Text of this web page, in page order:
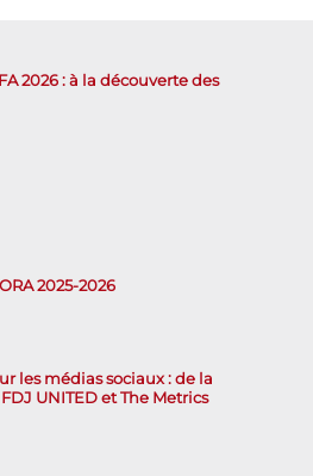
2026 : à la découverte des
2025-2026
les médias sociaux : de la
UNITED et The Metrics